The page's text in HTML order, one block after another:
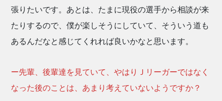
張りたいです。あとは、たまに現役の選手から相談が来
たりするので、僕が楽しそうにしていて、そういう道も
あるんだなと感じてくれれば良いかなと思います。
ー先輩、後輩達を見ていて、やはりＪリーガーではなく
なった後のことは、あまり考えていないようですか？